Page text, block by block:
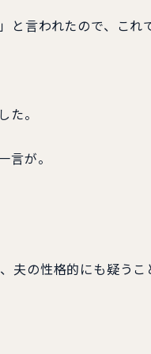
と言われたので、これ
た。
言が。
夫の性格的にも疑うこ